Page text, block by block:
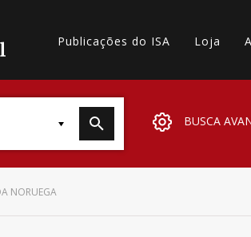
Publicações do ISA Loja
BUSCA
NORUEGA